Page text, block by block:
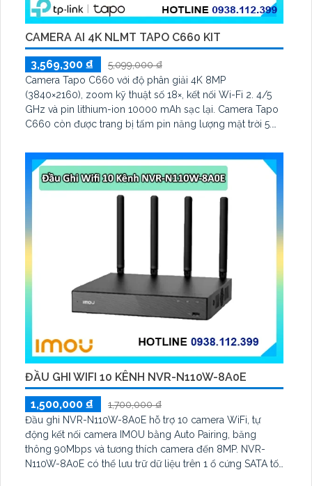
CAMERA AI 4K NLMT TAPO C660 KIT
3,569,300 ₫
5,099,000 ₫
Camera Tapo C660 với độ phân giải 4K 8MP
(3840×2160), zoom kỹ thuật số 18×, kết nối Wi-Fi 2. 4/5
GHz và pin lithium-ion 10000 mAh sạc lại. Camera Tapo
C660 còn được trang bị tấm pin năng lượng mặt trời 5.
tiện, lưu trữ thẻ microSD tối đa 512 GB
ĐẦU GHI WIFI 10 KÊNH NVR-N110W-8A0E
1,500,000 ₫
1,700,000 ₫
Đầu ghi NVR-N110W-8A0E hỗ trợ 10 camera WiFi, tự
động kết nối camera IMOU bằng Auto Pairing, băng
thông 90Mbps và tương thích camera đến 8MP. NVR-
N110W-8A0E có thể lưu trữ dữ liệu trên 1 ổ cứng SATA tối